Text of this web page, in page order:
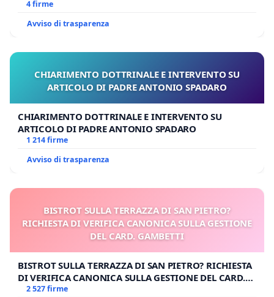
4 firme
Avviso di trasparenza
CHIARIMENTO DOTTRINALE E INTERVENTO SU
ARTICOLO DI PADRE ANTONIO SPADARO
CHIARIMENTO DOTTRINALE E INTERVENTO SU
ARTICOLO DI PADRE ANTONIO SPADARO
1 214 firme
Avviso di trasparenza
BISTROT SULLA TERRAZZA DI SAN PIETRO?
RICHIESTA DI VERIFICA CANONICA SULLA GESTIONE
DEL CARD. GAMBETTI
BISTROT SULLA TERRAZZA DI SAN PIETRO? RICHIESTA
DI VERIFICA CANONICA SULLA GESTIONE DEL CARD.
GAMBETTI
2 527 firme